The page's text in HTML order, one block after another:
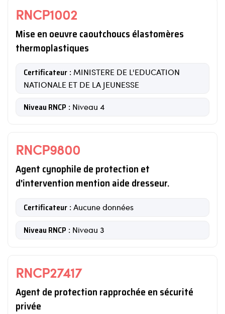
RNCP1002
Mise en oeuvre caoutchoucs élastomères
thermoplastiques
Certificateur : MINISTERE DE L'EDUCATION
NATIONALE ET DE LA JEUNESSE
Niveau RNCP : Niveau 4
RNCP9800
Agent cynophile de protection et
d'intervention mention aide dresseur.
Certificateur : Aucune données
Niveau RNCP : Niveau 3
RNCP27417
Agent de protection rapprochée en sécurité
privée